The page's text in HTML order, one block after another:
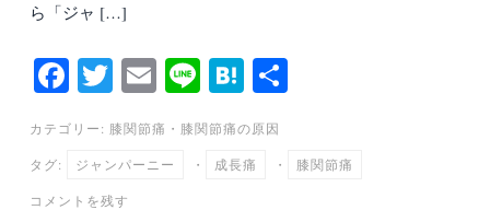
ら「ジャ […]
Fa
ce
bo
ok
T
wi
tte
r
E
m
ail
Li
ne
H
at
en
a
カテゴリー: 膝関節痛 ・ 膝関節痛の原因
タグ: ジャンパーニー ・ 成長痛 ・ 膝関節痛
コメントを残す